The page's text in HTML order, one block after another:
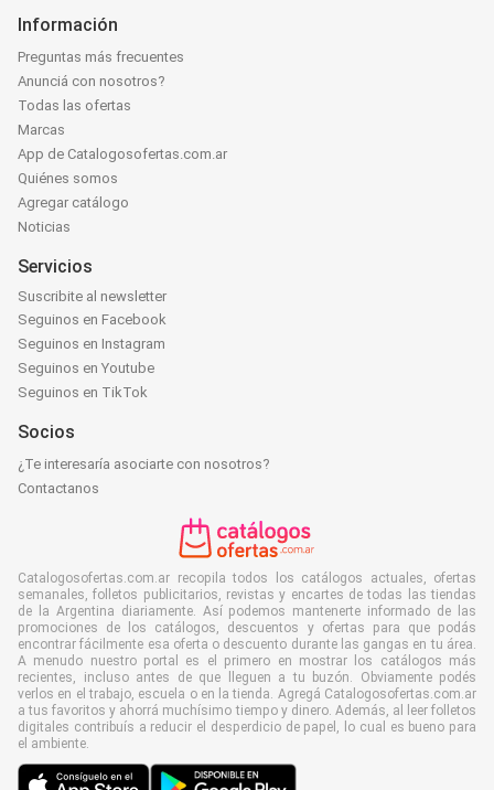
Información
Preguntas más frecuentes
Anunciá con nosotros?
Todas las ofertas
Marcas
App de Catalogosofertas.com.ar
Quiénes somos
Agregar catálogo
Noticias
Servicios
Suscribite al newsletter
Seguinos en Facebook
Seguinos en Instagram
Seguinos en Youtube
Seguinos en TikTok
Socios
¿Te interesaría asociarte con nosotros?
Contactanos
Catalogosofertas.com.ar recopila todos los catálogos actuales, ofertas
semanales, folletos publicitarios, revistas y encartes de todas las tiendas
de la Argentina diariamente. Así podemos mantenerte informado de las
promociones de los catálogos, descuentos y ofertas para que podás
encontrar fácilmente esa oferta o descuento durante las gangas en tu área.
A menudo nuestro portal es el primero en mostrar los catálogos más
recientes, incluso antes de que lleguen a tu buzón. Obviamente podés
verlos en el trabajo, escuela o en la tienda. Agregá Catalogosofertas.com.ar
a tus favoritos y ahorrá muchísimo tiempo y dinero. Además, al leer folletos
digitales contribuís a reducir el desperdicio de papel, lo cual es bueno para
el ambiente.